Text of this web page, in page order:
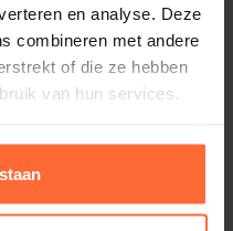
en analyse. Deze
combineren met andere
of die ze hebben
van hun services.
Praher
Op voorraad